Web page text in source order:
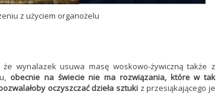
z użyciem organożelu
wynalazek usuwa masę woskowo-żywiczną także z
obecnie na świecie nie ma rozwiązania, które w tak
oczyszczać dzieła sztukiz przesiąkającego je